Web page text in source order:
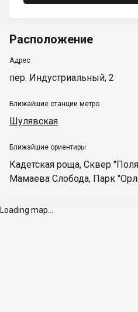
Расположение
Адрес
пер. Индустриальный, 2
Ближайшие станции метро
Шулявская
Ближайшие ориентиры
Кадетская роща, Сквер
Мамаева Слобода, Парк
Loading map...